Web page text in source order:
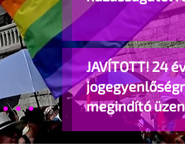
JAVÍTOTT! 24
megindító
bejegyzett